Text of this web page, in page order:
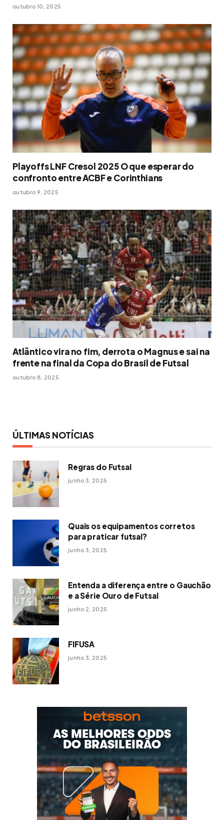
outubro 10, 2025
Playoffs LNF Cresol 2025 O que esperar do
confronto entre ACBF e Corinthians
outubro 9, 2025
Atlântico vira no fim, derrota o Magnus e sai na
frente na final da Copa do Brasil de Futsal
outubro 8, 2025
ÚLTIMAS NOTÍCIAS
Regras do Futsal
junho 3, 2025
Quais os equipamentos corretos
para praticar futsal?
junho 3, 2025
Entenda a diferença entre o Gauchão
e a Série Ouro de Futsal
junho 2, 2025
FIFUSA
junho 3, 2025